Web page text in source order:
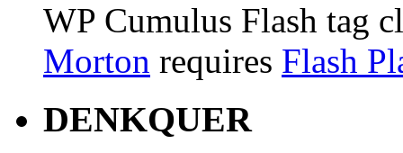
WP Cumulus Flash tag
Morton requires Flash
DENKQUER